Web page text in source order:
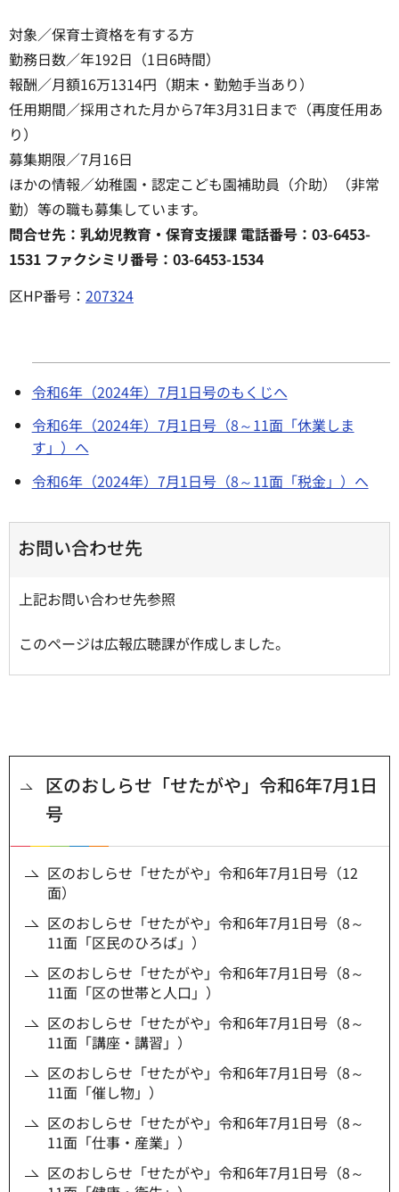
対象／保育士資格を有する方
勤務日数／年192日（1日6時間）
報酬／月額16万1314円（期末・勤勉手当あり）
任用期間／採用された月から7年3月31日まで（再度任用あ
り）
募集期限／7月16日
ほかの情報／幼稚園・認定こども園補助員（介助）（非常
勤）等の職も募集しています。
問合せ先：乳幼児教育・保育支援課 電話番号：03-6453-
1531 ファクシミリ番号：03-6453-1534
区HP番号： 207324
令和6年（2024年）7月1日号のもくじへ
令和6年（2024年）7月1日号（8～11面「休業しま
す」）へ
令和6年（2024年）7月1日号（8～11面「税金」）へ
お問い合わせ先
上記お問い合わせ先参照
このページは広報広聴課が作成しました。
区のおしらせ「せたがや」令和6年7月1日
号
区のおしらせ「せたがや」令和6年7月1日号（12
面）
区のおしらせ「せたがや」令和6年7月1日号（8～
11面「区民のひろば」）
区のおしらせ「せたがや」令和6年7月1日号（8～
11面「区の世帯と人口」）
区のおしらせ「せたがや」令和6年7月1日号（8～
11面「講座・講習」）
区のおしらせ「せたがや」令和6年7月1日号（8～
11面「催し物」）
区のおしらせ「せたがや」令和6年7月1日号（8～
11面「仕事・産業」）
区のおしらせ「せたがや」令和6年7月1日号（8～